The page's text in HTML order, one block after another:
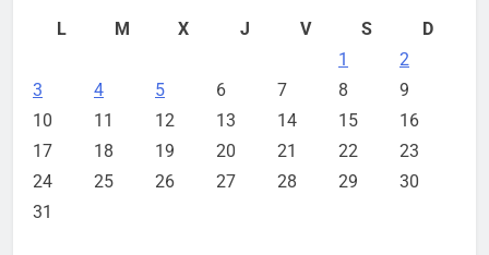
L
M X J V S
D
1
2
3
4 5 6 7 8
9
10
11 12 13 14 15
16
17
18 19 20 21 22
23
24
25 26 27 28 29
30
31